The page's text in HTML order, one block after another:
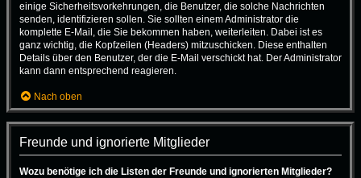
einige Sicherheitsvorkehrungen, die Benutzer, die solche Nachrichten
senden, identifizieren sollen. Sie sollten einem Administrator die
komplette E-Mail, die Sie bekommen haben, weiterleiten. Dabei ist es
ganz wichtig, die Kopfzeilen (Headers) mitzuschicken. Diese enthalten
Details über den Benutzer, der die E-Mail verschickt hat. Der Administrator
kann dann entsprechend reagieren.
Nach oben
Freunde und ignorierte Mitglieder
Wozu benötige ich die Listen der Freunde und ignorierten Mitglieder?